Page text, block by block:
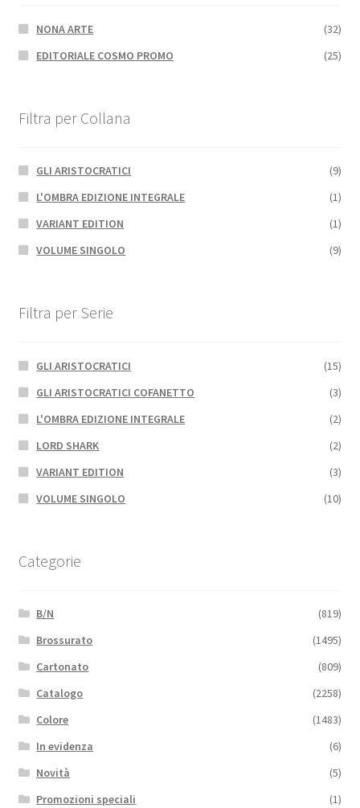
NONA ARTE
(32)
EDITORIALE COSMO PROMO
(25)
Filtra per Collana
GLI ARISTOCRATICI
(9)
L'OMBRA EDIZIONE INTEGRALE
(1)
VARIANT EDITION
(1)
VOLUME SINGOLO
(9)
Filtra per Serie
GLI ARISTOCRATICI
(15)
GLI ARISTOCRATICI COFANETTO
(3)
L'OMBRA EDIZIONE INTEGRALE
(2)
LORD SHARK
(2)
VARIANT EDITION
(3)
VOLUME SINGOLO
(10)
Categorie
B/N
(819)
Brossurato
(1495)
Cartonato
(809)
Catalogo
(2258)
Colore
(1483)
In evidenza
(6)
Novità
(5)
Promozioni speciali
(1)